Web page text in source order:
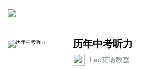
历年中考听力
Leo英语教室